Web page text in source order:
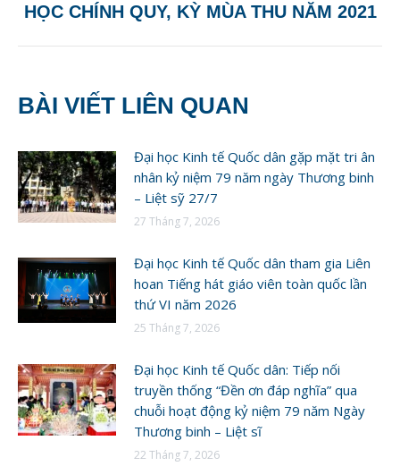
post:
HỌC CHÍNH QUY, KỲ MÙA THU NĂM 2021
BÀI VIẾT LIÊN QUAN
Đại học Kinh tế Quốc dân gặp mặt tri ân
nhân kỷ niệm 79 năm ngày Thương binh
– Liệt sỹ 27/7
27 Tháng 7, 2026
Đại học Kinh tế Quốc dân tham gia Liên
hoan Tiếng hát giáo viên toàn quốc lần
thứ VI năm 2026
25 Tháng 7, 2026
Đại học Kinh tế Quốc dân: Tiếp nối
truyền thống “Đền ơn đáp nghĩa” qua
chuỗi hoạt động kỷ niệm 79 năm Ngày
Thương binh – Liệt sĩ
22 Tháng 7, 2026